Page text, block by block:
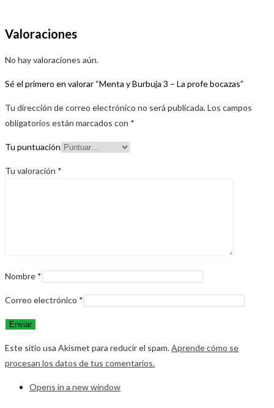
Valoraciones
No hay valoraciones aún.
Sé el primero en valorar “Menta y Burbuja 3 – La profe bocazas”
Tu dirección de correo electrónico no será publicada.Los campos
obligatorios están marcados con *
Tu puntuación
Tu valoración *
Nombre *
Correo electrónico *
Este sitio usa Akismet para reducir el spam.Aprende cómo se
procesan los datos de tus comentarios.
Opens in a new window